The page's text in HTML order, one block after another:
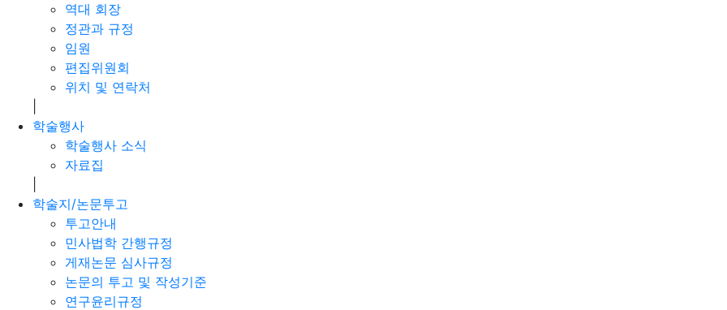
역대 회장
정관과 규정
임원
편집위원회
위치 및 연락처
학술행사
학술행사 소식
자료집
학술지/논문투고
투고안내
민사법학 간행규정
게재논문 심사규정
논문의 투고 및 작성기준
연구윤리규정